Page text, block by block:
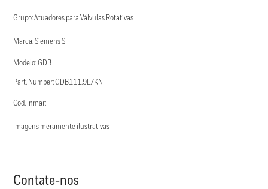
Grupo: Atuadores para Válvulas Rotativas
Marca: Siemens SI
Modelo: GDB
Part. Number: GDB111.9E/KN
Cod. Inmar:
Imagens meramente ilustrativas
Contate-nos